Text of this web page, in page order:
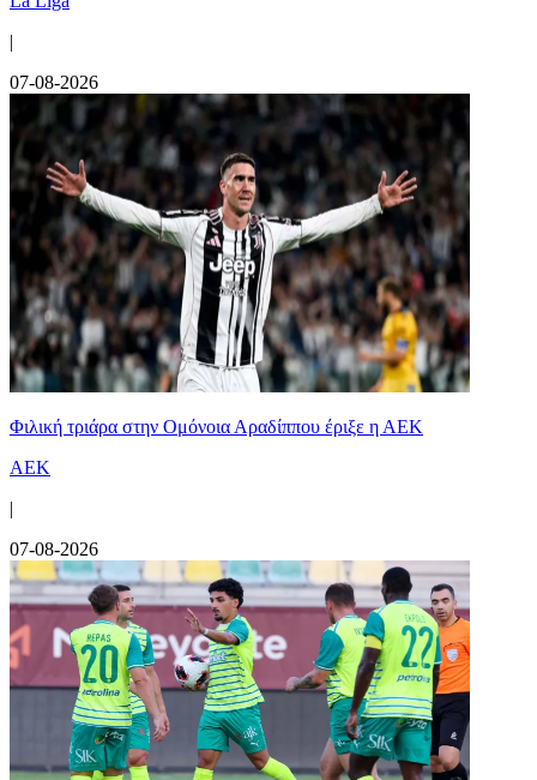
|
07-08-2026
Φιλική τριάρα στην Ομόνοια Αραδίππου έριξε η ΑΕΚ
ΑΕΚ
|
07-08-2026